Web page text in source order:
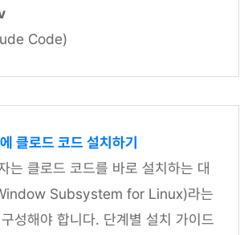
Code)
클로드 코드 설치하기
는 클로드 코드를 바로 설치하는 대
Subsystem for Linux)라는
성해야 합니다. 단계별 설치 가이드